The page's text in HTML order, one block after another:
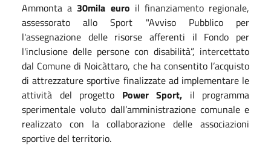
Ammonta a 30mila euro il finanziamento regionale,
assessorato allo Sport "Avviso Pubblico per
l'assegnazione delle risorse afferenti il Fondo per
l'inclusione delle persone con disabilità”, intercettato
dal Comune di Noicàttaro, che ha consentito l’acquisto
di attrezzature sportive finalizzate ad implementare le
attività del progetto Power Sport, il programma
sperimentale voluto dall’amministrazione comunale e
realizzato con la collaborazione delle associazioni
sportive del territorio.